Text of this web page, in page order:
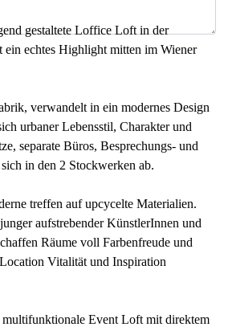
gestaltete Loffice Loft in der
ein echtes Highlight mitten im Wiener
verwandelt in ein modernes Design
urbaner Lebensstil, Charakter und
separate Büros, Besprechungs- und
in den 2 Stockwerken ab.
treffen auf upcycelte Materialien.
aufstrebender KünstlerInnen und
Räume voll Farbenfreude und
Vitalität und Inspiration
Event Loft mit direktem